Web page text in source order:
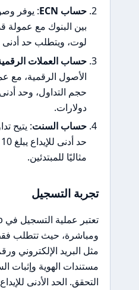
حساب ECN
: يوفر
لوت، ويتطلب حد أدنى للإيداع
حساب العملات
دولارات.
حساب السنت: يتيح
مثاليًا للمبتدئين.
تجربة التسجيل
ومباشرة، حيث تتطلب
مثل البريد الإلكتروني
مستندات الهوية وإثبات
التحقق. الحد الأدنى